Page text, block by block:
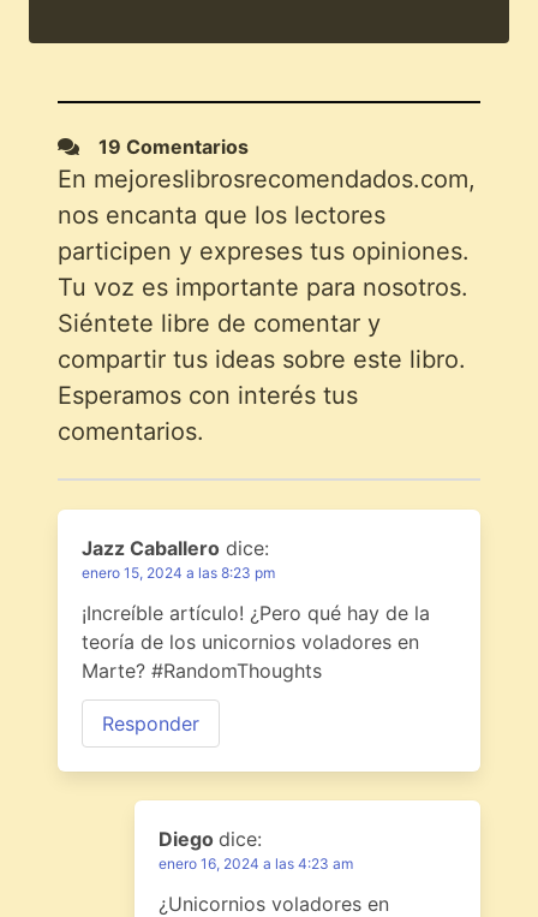
19 Comentarios
En mejoreslibrosrecomendados.com,
nos encanta que los lectores
participen y expreses tus opiniones.
Tu voz es importante para nosotros.
Siéntete libre de comentar y
compartir tus ideas sobre este libro.
Esperamos con interés tus
comentarios.
Jazz Caballero dice:
enero 15, 2024 a las 8:23 pm
¡Increíble artículo! ¿Pero qué hay de la
teoría de los unicornios voladores en
Marte? #RandomThoughts
Responder
Diego dice:
enero 16, 2024 a las 4:23 am
¿Unicornios voladores en